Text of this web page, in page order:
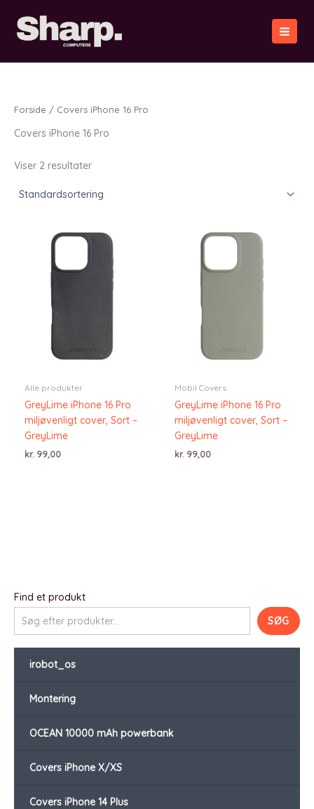
indholdet
Find et produkt
SØG
irobot_os
Montering
OCEAN 10000 mAh powerbank
Covers iPhone X/XS
Covers iPhone 14 Plus
Forside / Covers iPhone 16 Pro
Covers iPhone 16 Pro
Viser 2 resultater
Alle produkter
GreyLime iPhone 16 Pro
miljøvenligt cover, Sort –
GreyLime
kr. 99,00
Mobil Covers
GreyLime iPhone 16 Pro
miljøvenligt cover, Sort –
GreyLime
kr. 99,00